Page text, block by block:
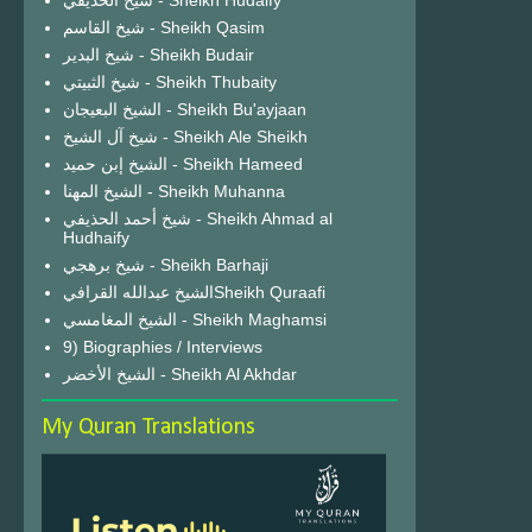
شيخ القاسم - Sheikh Qasim
شيخ البدير - Sheikh Budair
شيخ الثبيتي - Sheikh Thubaity
الشيخ البعيجان - Sheikh Bu'ayjaan
شيخ آل الشيخ - Sheikh Ale Sheikh
الشيخ إبن حميد - Sheikh Hameed
الشيخ المهنا - Sheikh Muhanna
شيخ أحمد الحذيفي - Sheikh Ahmad al
Hudhaify
شيخ برهجي - Sheikh Barhaji
الشيخ عبدالله القرافيSheikh Quraafi
الشيخ المغامسي - Sheikh Maghamsi
9) Biographies / Interviews
الشيخ الأخضر - Sheikh Al Akhdar
My Quran Translations